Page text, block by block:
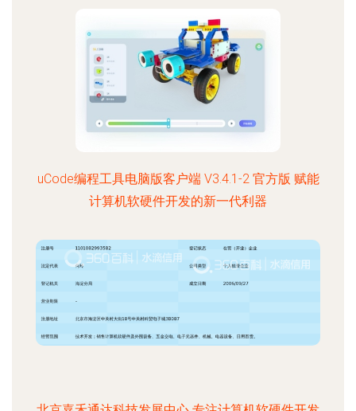
uCode编程工具电脑版客户端 V3.4.1-2 官方版 赋能
计算机软硬件开发的新一代利器